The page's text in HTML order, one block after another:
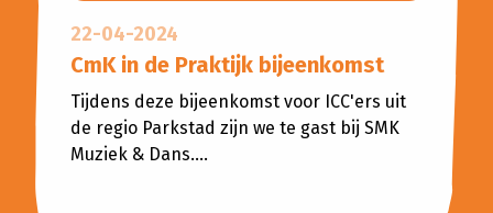
22-04-2024
CmK in de Praktijk bijeenkomst
Tijdens deze bijeenkomst voor ICC'ers uit
de regio Parkstad zijn we te gast bij SMK
Muziek & Dans....